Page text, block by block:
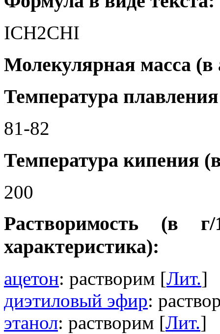
ICH2CHI
Молекулярная масса (в
Температура
81-82
Температура кипения
200
Растворимость (в
характеристика):
ацетон: растворим [Лит.]
диэтиловый эфир:
этанол: растворим [Лит.]